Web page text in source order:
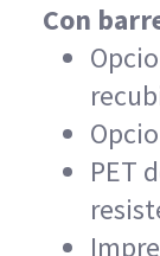
Con
PET